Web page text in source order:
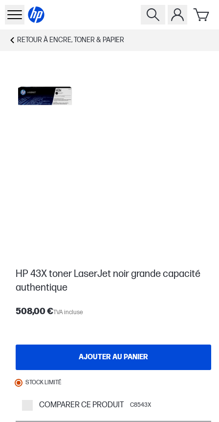
RETOUR À ENCRE, TONER & PAPIER
HP 43X toner LaserJet noir grande capacité
authentique
508,00 €TVA incluse
AJOUTER AU PANIER
STOCK LIMITÉ
COMPARER CE PRODUIT C8543X